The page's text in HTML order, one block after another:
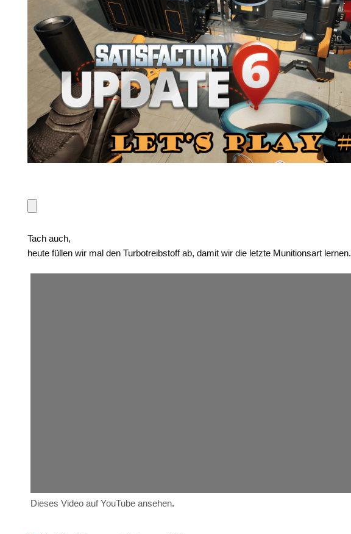
Tach auch,
heute füllen wir mal den Turbotreibstoff ab, damit wir die letzte Munitionsart lernen.
Dieses Video auf YouTube ansehen.